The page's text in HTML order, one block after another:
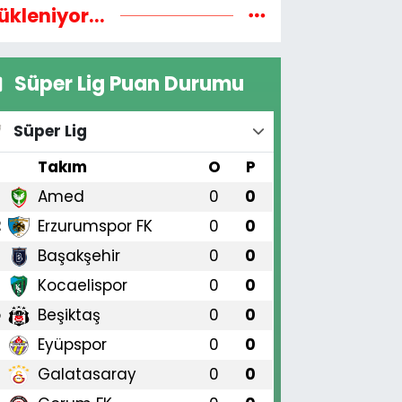
Süper Lig Puan Durumu
Süper Lig
Takım O P
Amed 0 0
Erzurumspor FK 0 0
Başakşehir 0 0
Kocaelispor 0 0
Beşiktaş 0 0
Eyüpspor 0 0
Galatasaray 0 0